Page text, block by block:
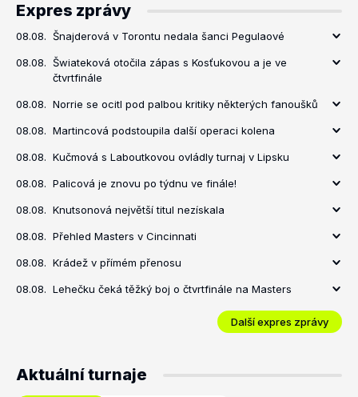
Expres zprávy
08.08. Šnajderová v Torontu nedala šanci Pegulaové
08.08. Šwiateková otočila zápas s Kosťukovou a je ve
čtvrtfinále
08.08. Norrie se ocitl pod palbou kritiky některých fanoušků
08.08. Martincová podstoupila další operaci kolena
08.08. Kučmová s Laboutkovou ovládly turnaj v Lipsku
08.08. Palicová je znovu po týdnu ve finále!
08.08. Knutsonová největší titul nezískala
08.08. Přehled Masters v Cincinnati
08.08. Krádež v přímém přenosu
08.08. Lehečku čeká těžký boj o čtvrtfinále na Masters
Další expres zprávy
Aktuální turnaje